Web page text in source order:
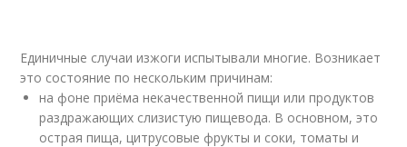
Единичные случаи изжоги испытывали многие. Возникает
это состояние по нескольким причинам:
на фоне приёма некачественной пищи или продуктов
раздражающих слизистую пищевода. В основном, это
острая пища, цитрусовые фрукты и соки, томаты и